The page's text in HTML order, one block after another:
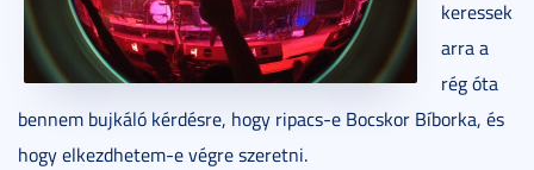
keressek
arra a
rég óta
bennem bujkáló kérdésre, hogy ripacs-e Bocskor Bíborka, és
hogy elkezdhetem-e végre szeretni.